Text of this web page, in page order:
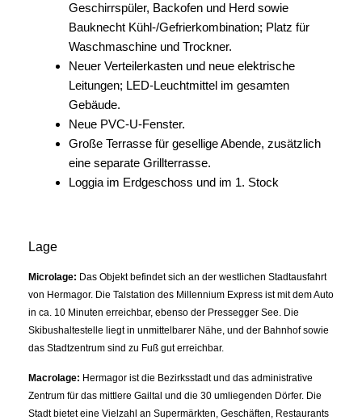
Geschirrspüler, Backofen und Herd sowie
Bauknecht Kühl-/Gefrierkombination; Platz für
Waschmaschine und Trockner.
Neuer Verteilerkasten und neue elektrische
Leitungen; LED-Leuchtmittel im gesamten
Gebäude.
Neue PVC-U-Fenster.
Große Terrasse für gesellige Abende, zusätzlich
eine separate Grillterrasse.
Loggia im Erdgeschoss und im 1. Stock
Lage
Microlage: Das Objekt befindet sich an der westlichen Stadtausfahrt
von Hermagor. Die Talstation des Millennium Express ist mit dem Auto
in ca. 10 Minuten erreichbar, ebenso der Pressegger See. Die
Skibushaltestelle liegt in unmittelbarer Nähe, und der Bahnhof sowie
das Stadtzentrum sind zu Fuß gut erreichbar.
Macrolage: Hermagor ist die Bezirksstadt und das administrative
Zentrum für das mittlere Gailtal und die 30 umliegenden Dörfer. Die
Stadt bietet eine Vielzahl an Supermärkten, Geschäften, Restaurants